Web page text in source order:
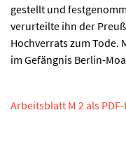
gestellt und
verurteilte ihn der
Hochverrats zum Tode.
im Gefängnis Berlin-
Arbeitsblatt M 2 als